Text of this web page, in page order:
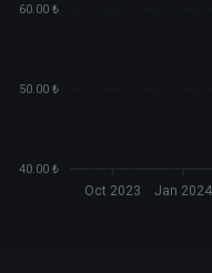
60.00 ₺
50.00 ₺
40.00 ₺
Oct 2023 Jan 2024